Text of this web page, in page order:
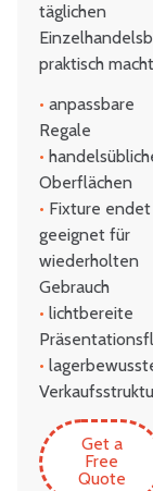
täglichen
praktisch
• anpassbare
Regale
•
Oberflächen
• Fixture endet
geeignet für
wiederholten
Gebrauch
• lichtbereite
•
Get a
Free
Quote